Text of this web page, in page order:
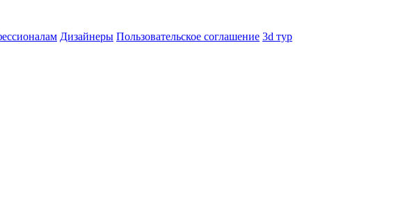
Дизайнеры Пользовательское соглашение 3d тур